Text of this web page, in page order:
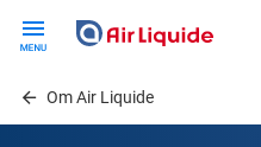
contentOm Air Liquide